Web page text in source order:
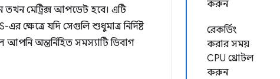
করুন
রেকর্ডিং
করার সময়
CPU থ্রোটল
করুন
তখন মেট্রিক্স আপডেট হবে। এটি
যদি সেগুলি শুধুমাত্র নির্দিষ্ট
আপনি অন্তর্নিহিত সমস্যাটি ডিবাগ